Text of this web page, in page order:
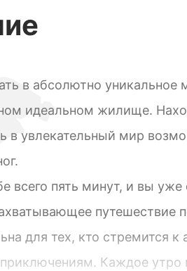
в абсолютно уникальное
идеальном жилище.
в увлекательный мир
всего пять минут, и вы
путешествие
для тех, кто стремится
Каждое утро